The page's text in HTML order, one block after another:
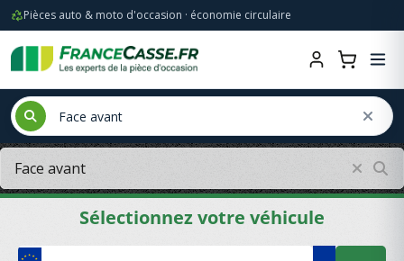
Pièces auto & moto d'occasion · économie circulaire
Sélectionnez votre véhicule